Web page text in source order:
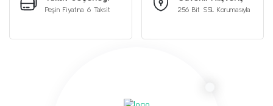
Peşin Fiyatına 6 Taksit 256 Bit SSL Korumasıyla